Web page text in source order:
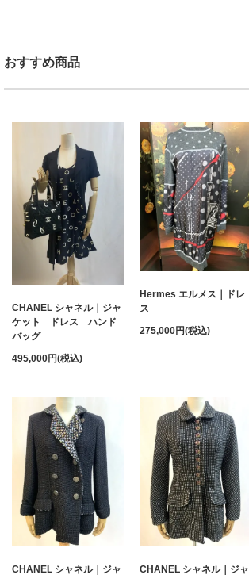
おすすめ商品
CHANEL シャネル｜ジャ
ケット ドレス ハンド
バッグ
495,000円(税込)
Hermes エルメス｜ドレ
ス
275,000円(税込)
CHANEL シャネル｜ジャ CHANEL シャネル｜ジャ